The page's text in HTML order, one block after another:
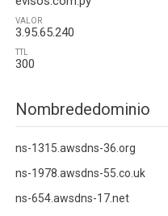
VALOR
3.95.65.240
TTL
300
Nombrededominio
ns-1315.awsdns-36.org
ns-1978.awsdns-55.co.uk
ns-654.awsdns-17.net